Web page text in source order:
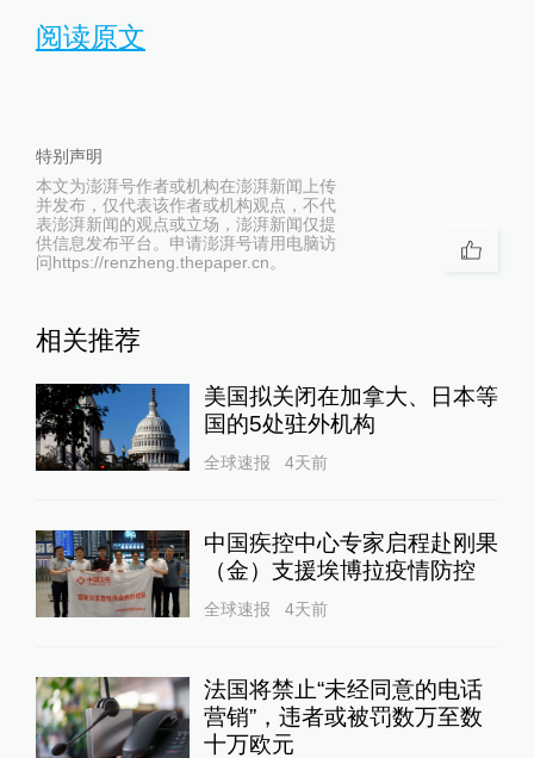
阅读原文
特别声明
本文为澎湃号作者或机构在澎湃新闻上传
并发布，仅代表该作者或机构观点，不代
表澎湃新闻的观点或立场，澎湃新闻仅提
供信息发布平台。申请澎湃号请用电脑访
问https://renzheng.thepaper.cn。
相关推荐
美国拟关闭在加拿大、日本等
国的5处驻外机构
全球速报 4天前
中国疾控中心专家启程赴刚果
（金）支援埃博拉疫情防控
全球速报 4天前
法国将禁止“未经同意的电话
营销”，违者或被罚数万至数
十万欧元